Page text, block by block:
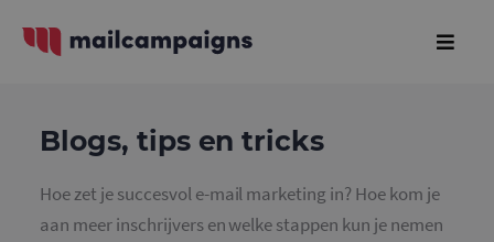
Blogs, tips en tricks
Hoe zet je succesvol e-mail marketing in? Hoe kom je
aan meer inschrijvers en welke stappen kun je nemen